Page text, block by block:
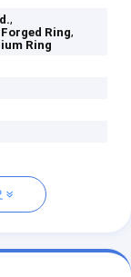
,
Ring,
Ring